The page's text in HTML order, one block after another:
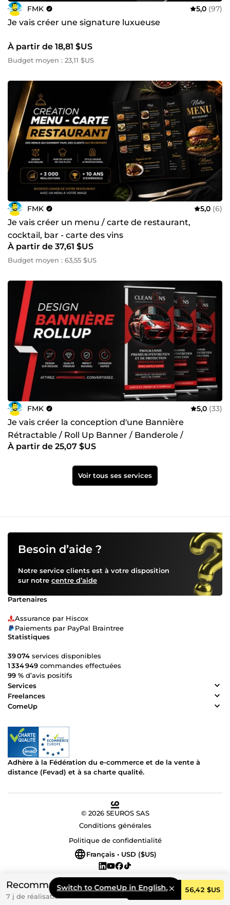
Recommandé
7 j de réalisation
Commander 56,42 $US
FMK 5,0 (97)
Je vais créer une signature luxueuse
À partir de 18,81 $US
Budget moyen : 23,11 $US
FMK 5,0 (6)
Je vais créer un menu / carte de restaurant,
cocktail, bar - carte des vins
À partir de 37,61 $US
Budget moyen : 63,55 $US
FMK 5,0 (33)
Je vais créer la conception d'une Bannière
Rétractable / Roll Up Banner / Banderole /
Kakemono
À partir de 25,07 $US
Voir tous ses services
Switch to ComeUp in English.
Besoin d’aide ?
Notre service clients est à votre disposition
sur notre centre d’aide
Partenaires
Assurance par Hiscox
Paiements par PayPal Braintree
Statistiques
39 074 services disponibles
1 334 949 commandes effectuées
99 % d’avis positifs
Services
Freelances
ComeUp
Adhère à la Fédération du e-commerce et de la vente à
distance (Fevad) et à sa charte qualité.
© 2026 5EUROS SAS
Conditions générales
Politique de confidentialité
Français • USD ($US)